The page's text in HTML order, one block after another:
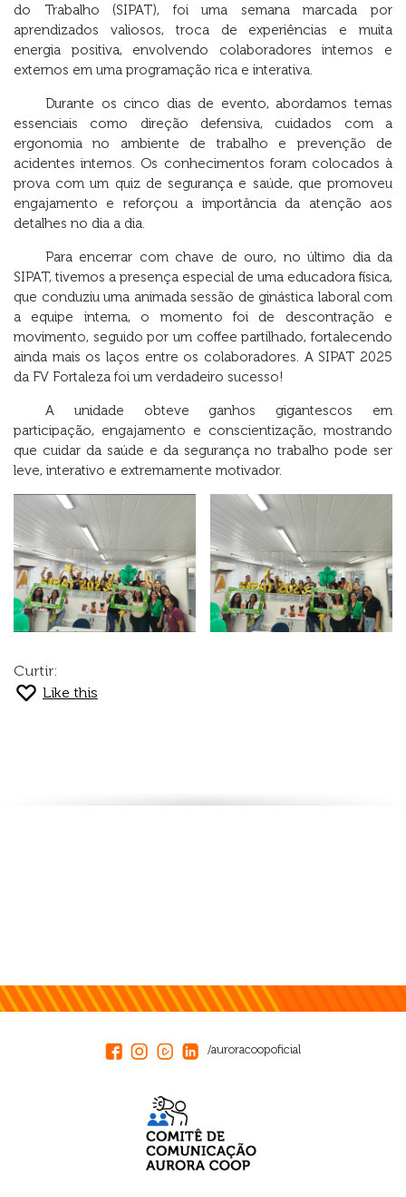
do Trabalho (SIPAT), foi uma semana marcada por
aprendizados valiosos, troca de experiências e muita
energia positiva, envolvendo colaboradores internos e
externos em uma programação rica e interativa.
Durante os cinco dias de evento, abordamos temas
essenciais como direção defensiva, cuidados com a
ergonomia no ambiente de trabalho e prevenção de
acidentes internos. Os conhecimentos foram colocados à
prova com um quiz de segurança e saúde, que promoveu
engajamento e reforçou a importância da atenção aos
detalhes no dia a dia.
Para encerrar com chave de ouro, no último dia da
SIPAT, tivemos a presença especial de uma educadora física,
que conduziu uma animada sessão de ginástica laboral com
a equipe interna, o momento foi de descontração e
movimento, seguido por um coffee partilhado, fortalecendo
ainda mais os laços entre os colaboradores. A SIPAT 2025
da FV Fortaleza foi um verdadeiro sucesso!
A unidade obteve ganhos gigantescos em
participação, engajamento e conscientização, mostrando
que cuidar da saúde e da segurança no trabalho pode ser
leve, interativo e extremamente motivador.
Curtir:
Like this
/auroracoopoficial